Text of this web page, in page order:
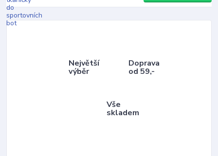
Největší
výběr
Doprava
od 59,-
Vše
skladem